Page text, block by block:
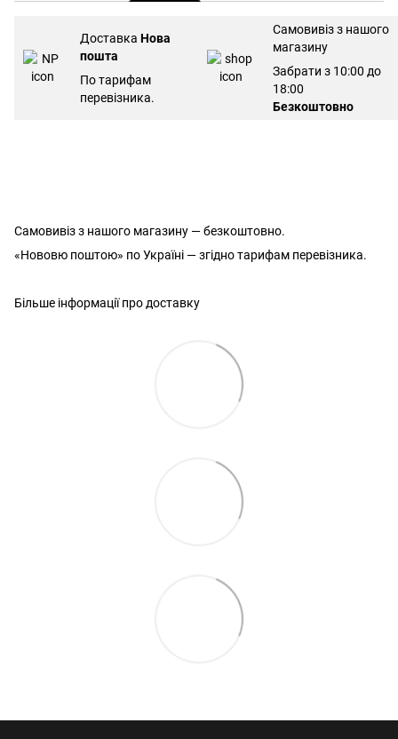
Доставка Нова
пошта
По тарифам
перевізника.
Самовивіз з нашого
магазину
Забрати з 10:00 до
18:00
Безкоштовно
Самовивіз з нашого магазину — безкоштовно.
«Нововю поштою» по Україні — згідно тарифам перевізника.
Більше інформації про доставку